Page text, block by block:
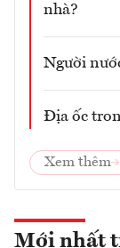
nhà?
Người
Địa ốc
Xem thêm
Mới nhất